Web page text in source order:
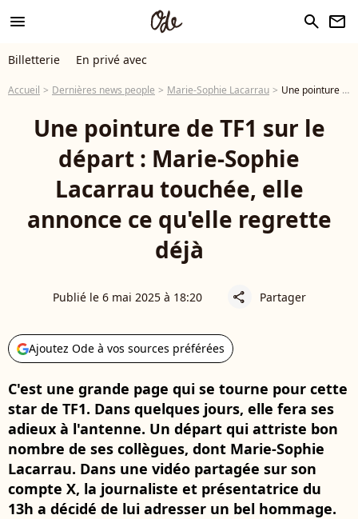
menu search newsletter
Billetterie En privé avec
Accueil Dernières news people Marie-Sophie Lacarrau Une pointure de TF1 sur le départ : Marie-Sophie Lacarrau touchée, elle annonce ce qu'elle regrette déjà
Une pointure de TF1 sur le
départ : Marie-Sophie
Lacarrau touchée, elle
annonce ce qu'elle regrette
déjà
Publié le 6 mai 2025 à 18:20 share Partager
Ajoutez Ode à vos sources préférées
C'est une grande page qui se tourne pour cette
star de TF1. Dans quelques jours, elle fera ses
adieux à l'antenne. Un départ qui attriste bon
nombre de ses collègues, dont Marie-Sophie
Lacarrau. Dans une vidéo partagée sur son
compte X, la journaliste et présentatrice du
13h a décidé de lui adresser un bel hommage.